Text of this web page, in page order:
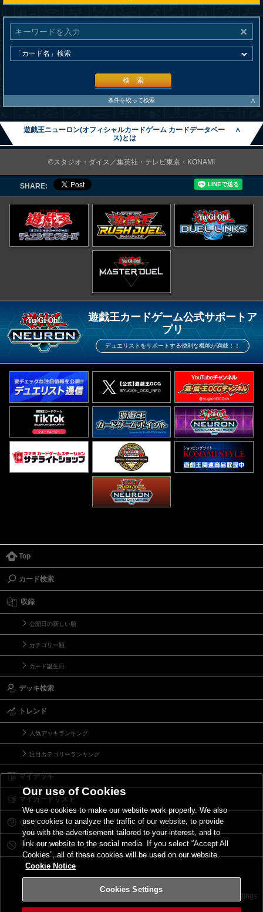
検 索
条件を絞って検索 ∧
遊戯王ニューロン(オフィシャルカードゲーム カードデータベー
ス)とは
∧
©スタジオ・ダイス／集英社・テレビ東京・KONAMI
SHARE:
遊戯王カードゲーム公式サポートア
プリ
デュエリストをサポートする便利な機能が満載！！
Top
カード検索
収録
公開日の新しい順
カテゴリー順
カード誕生日
デッキ検索
トレンド
人気デッキランキング
注目カテゴリーランキング
マイデッキ
マイカードリスト
Ｑ＆Ａ
リミットレギュレーション
サイトポリシー Cookies Settings
Our use of Cookies
We use cookies to make our website work properly. We also
use cookies to analyze the traffic of our website, to provide
you with the advertisement tailored to your interest, and to
link our website to the social media. If you select “Accept All
Cookies”, all of these cookies will be used on our website.
Cookie Notice
Cookies Settings